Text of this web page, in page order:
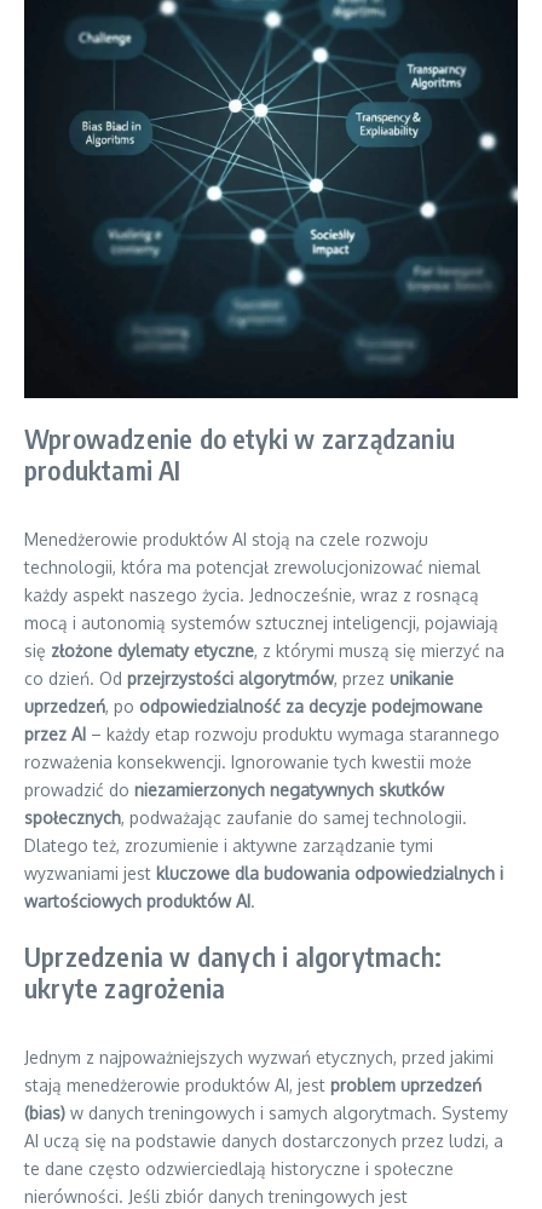
Wprowadzenie do etyki w zarządzaniu
produktami AI
Menedżerowie produktów AI stoją na czele rozwoju
technologii, która ma potencjał zrewolucjonizować niemal
każdy aspekt naszego życia. Jednocześnie, wraz z rosnącą
mocą i autonomią systemów sztucznej inteligencji, pojawiają
się złożone dylematy etyczne, z którymi muszą się mierzyć na
co dzień. Od przejrzystości algorytmów, przez unikanie
uprzedzeń, po odpowiedzialność za decyzje podejmowane
przez AI – każdy etap rozwoju produktu wymaga starannego
rozważenia konsekwencji. Ignorowanie tych kwestii może
prowadzić do niezamierzonych negatywnych skutków
społecznych, podważając zaufanie do samej technologii.
Dlatego też, zrozumienie i aktywne zarządzanie tymi
wyzwaniami jest kluczowe dla budowania odpowiedzialnych i
wartościowych produktów AI.
Uprzedzenia w danych i algorytmach:
ukryte zagrożenia
Jednym z najpoważniejszych wyzwań etycznych, przed jakimi
stają menedżerowie produktów AI, jest problem uprzedzeń
(bias) w danych treningowych i samych algorytmach. Systemy
AI uczą się na podstawie danych dostarczonych przez ludzi, a
te dane często odzwierciedlają historyczne i społeczne
nierówności. Jeśli zbiór danych treningowych jest